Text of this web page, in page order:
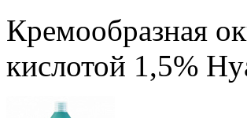
Кремообразная
кислотой 1,5%